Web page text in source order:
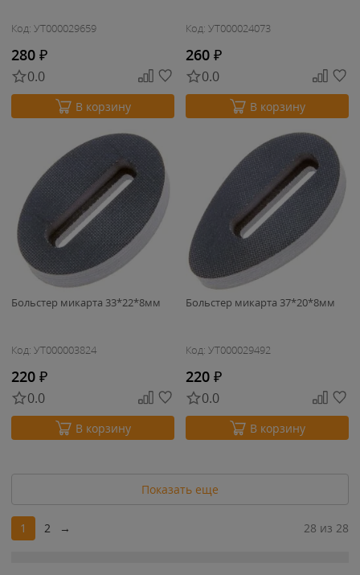
Код: УТ000029659
280 ₽
0.0
В корзину
Код: УТ000024073
260 ₽
0.0
В корзину
Больстер микарта 33*22*8мм
Код: УТ000003824
220 ₽
0.0
В корзину
Больстер микарта 37*20*8мм
Код: УТ000029492
220 ₽
0.0
В корзину
Показать еще
1 2 → 28 из 28